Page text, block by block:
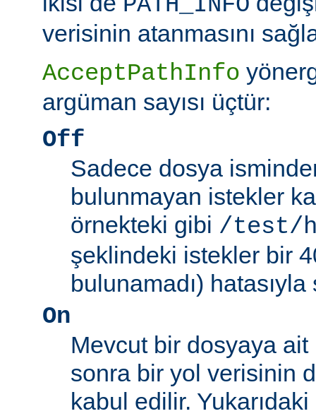
verisinin atanmasını
AcceptPathInfo
argüman sayısı üçtür:
Off
Sadece dosya
bulunmayan istekler
örnekteki gibi /test/
şeklindeki istekler bir
bulunamadı) hatasıyla
On
Mevcut bir dosyaya
sonra bir yol verisinin
kabul edilir.